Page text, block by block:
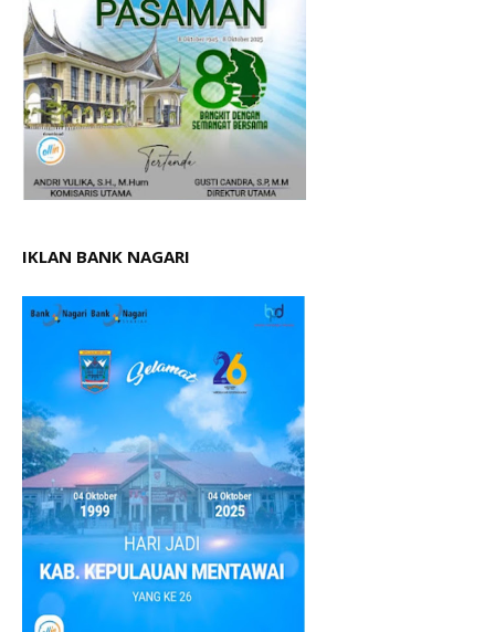
IKLAN BANK NAGARI